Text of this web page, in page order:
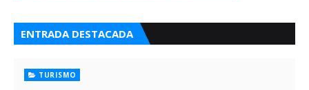
ENTRADA DESTACADA
TURISMO